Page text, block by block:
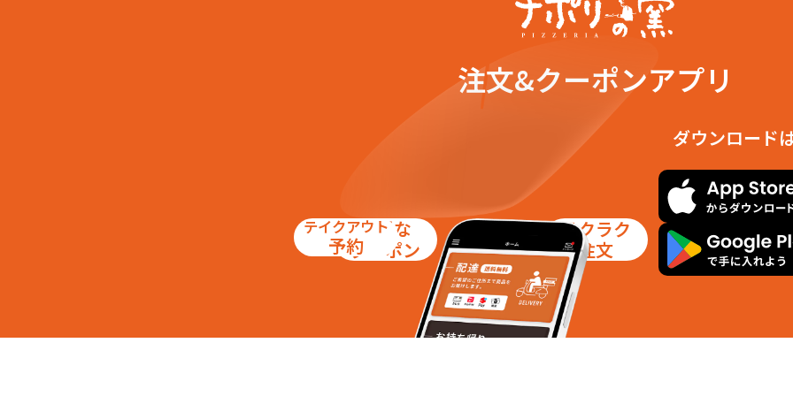
注文&クーポンアプリ
お得な
クーポン
テイクアウト
予約
ラクラク
注文
ダウンロード